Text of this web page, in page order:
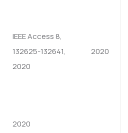
IEEE Access 8,
132625-132641,
2020
2020
2020